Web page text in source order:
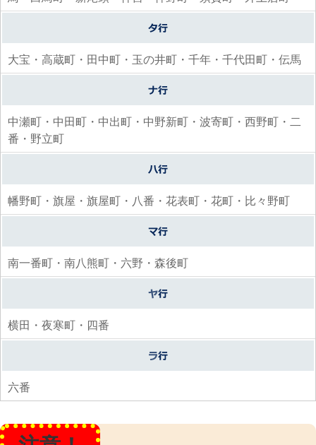
大宝・高蔵町・田中町・玉の井町・千年・千代田町・伝馬
中瀬町・中田町・中出町・中野新町・波寄町・西野町・二
番・野立町
幡野町・旗屋・旗屋町・八番・花表町・花町・比々野町
南一番町・南八熊町・六野・森後町
横田・夜寒町・四番
六番